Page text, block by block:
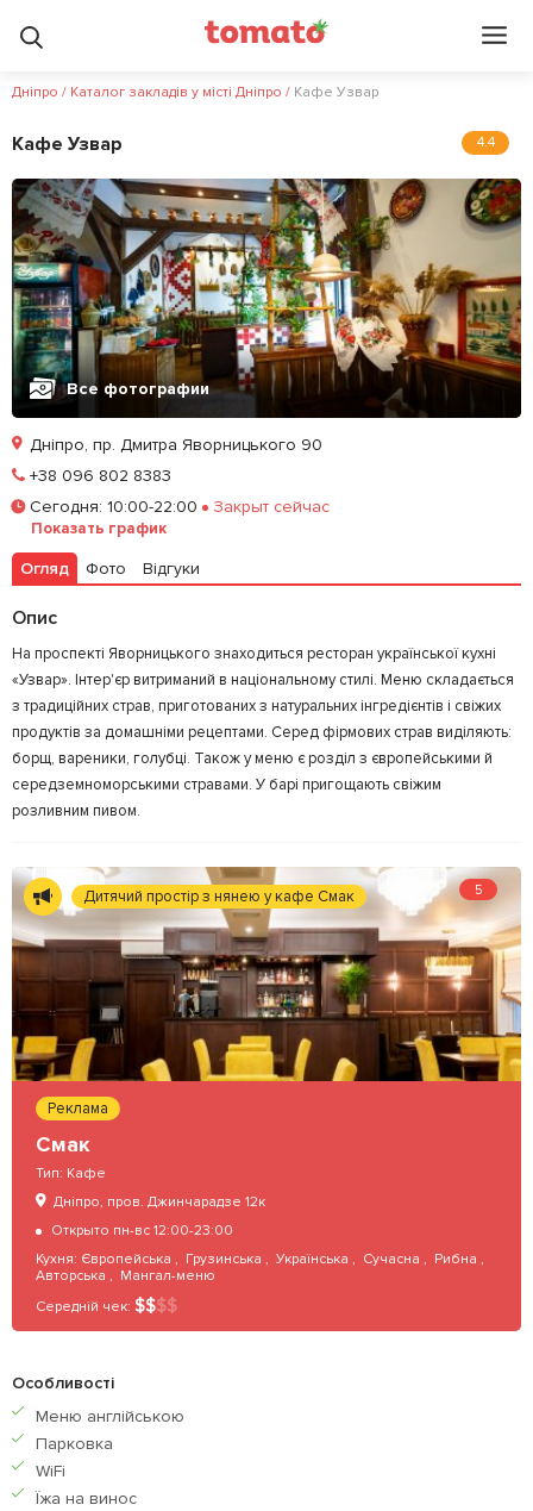
Дніпро / Каталог закладів у місті Дніпро / Кафе Узвар
Кафе Узвар 4.4
Все фотографии
Позвонить
Дніпро, пр. Дмитра Яворницького 90
+38 096 802 8383
Сегодня: 10:00-22:00 Закрыт сейчас
Показать график
Огляд Фото Відгуки
Опис
На проспекті Яворницького знаходиться ресторан української кухні
«Узвар». Інтер'єр витриманий в національному стилі. Меню складається
з традиційних страв, приготованих з натуральних інгредієнтів і свіжих
продуктів за домашніми рецептами. Серед фірмових страв виділяють:
борщ, вареники, голубці. Також у меню є розділ з європейськими й
середземноморськими стравами. У барі пригощають свіжим
розливним пивом.
5
Дитячий простір з нянею у кафе Смак
Реклама
Смак
Тип: Кафе
Дніпро, пров. Джинчарадзе 12к
Открыто пн-вс 12:00-23:00
Кухня: Європейська , Грузинська , Українська , Сучасна , Рибна ,
Авторська , Мангал-меню
Середній чек: $$$$
Особливості
Меню англiйською
Парковка
WiFi
Їжа на винос